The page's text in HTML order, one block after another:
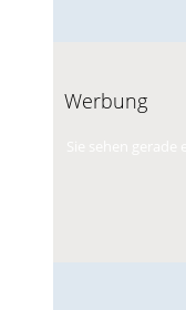
Werbung